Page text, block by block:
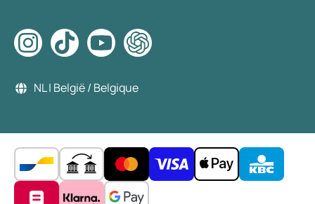
NL | België / Belgique